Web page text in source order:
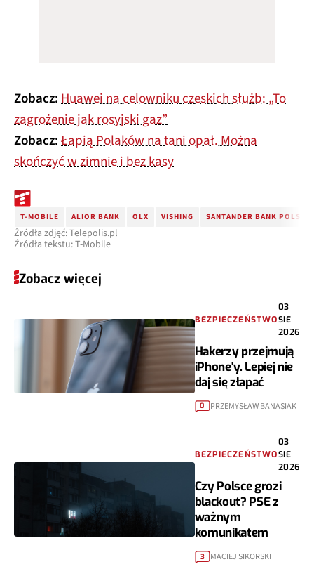
Zobacz:Huawei na celowniku czeskich służb: „To
zagrożenie jak rosyjski gaz”
Zobacz:Łapią Polaków na tani opał. Można
skończyć w zimnie i bez kasy
T-MOBILE ALIOR BANK OLX VISHING SANTANDER BANK POLSKA
Źródła zdjęć: Telepolis.pl
Źródła tekstu: T-Mobile
Zobacz więcej
BEZPIECZEŃSTWO
03
SIE
2026
Hakerzy przejmują
iPhone'y. Lepiej nie
daj się złapać
0 PRZEMYSŁAW BANASIAK
BEZPIECZEŃSTWO
03
SIE
2026
Czy Polsce grozi
blackout? PSE z
ważnym
komunikatem
3 MACIEJ SIKORSKI